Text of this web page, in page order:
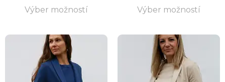
Výber možností Výber možností